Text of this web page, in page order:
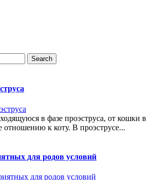
в фазе проэструса, от кошки в
отношению к коту. В проэструсе...
для родов условий